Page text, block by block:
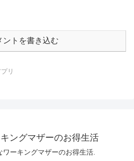
ントを書き込む
リ
ングマザーのお得生活
ーキングマザーのお得生活.